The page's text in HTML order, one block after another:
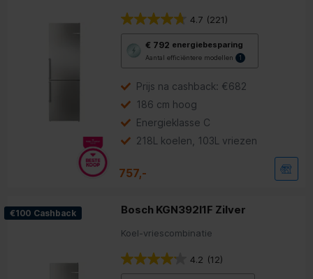
4.7 (221)
€ 792 energiebesparing
Aantal efficiëntere modellen 1
Youreko’s
voor
energiebesparing.
Prijs na cashback: €682
186 cm hoog
Energieklasse C
218L koelen, 103L vriezen
757,-
€100 Cashback Bosch KGN392I1F Zilver
Koel-vriescombinatie
4.2 (12)